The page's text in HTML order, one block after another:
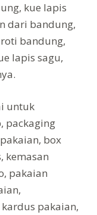
kue lapis
dari bandung,
bandung,
lapis sagu,
untuk
packaging
box
kemasan
pakaian
pakaian,